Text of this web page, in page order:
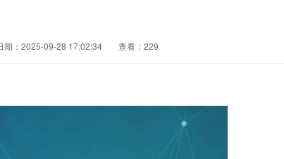
期：2025-09-28 17:02:34 查看：229